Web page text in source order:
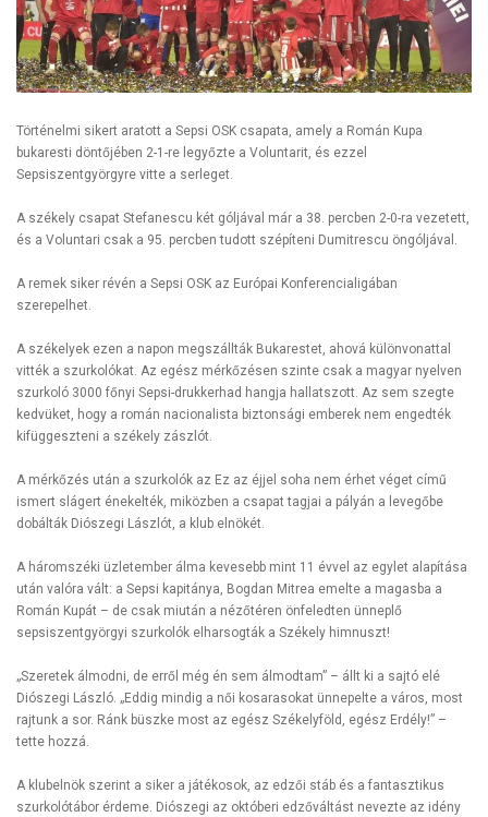
Történelmi sikert aratott a Sepsi OSK csapata, amely a Román Kupa
bukaresti döntőjében 2-1-re legyőzte a Voluntarit, és ezzel
Sepsiszentgyörgyre vitte a serleget.
A székely csapat Stefanescu két góljával már a 38. percben 2-0-ra vezetett,
és a Voluntari csak a 95. percben tudott szépíteni Dumitrescu öngóljával.
A remek siker révén a Sepsi OSK az Európai Konferencialigában
szerepelhet.
A székelyek ezen a napon megszállták Bukarestet, ahová különvonattal
vitték a szurkolókat. Az egész mérkőzésen szinte csak a magyar nyelven
szurkoló 3000 főnyi Sepsi-drukkerhad hangja hallatszott. Az sem szegte
kedvüket, hogy a román nacionalista biztonsági emberek nem engedték
kifüggeszteni a székely zászlót.
A mérkőzés után a szurkolók az Ez az éjjel soha nem érhet véget című
ismert slágert énekelték, miközben a csapat tagjai a pályán a levegőbe
dobálták Diószegi Lászlót, a klub elnökét.
A háromszéki üzletember álma kevesebb mint 11 évvel az egylet alapítása
után valóra vált: a Sepsi kapitánya, Bogdan Mitrea emelte a magasba a
Román Kupát – de csak miután a nézőtéren önfeledten ünneplő
sepsiszentgyörgyi szurkolók elharsogták a Székely himnuszt!
„Szeretek álmodni, de erről még én sem álmodtam” – állt ki a sajtó elé
Diószegi László. „Eddig mindig a női kosarasokat ünnepelte a város, most
rajtunk a sor. Ránk büszke most az egész Székelyföld, egész Erdély!” –
tette hozzá.
A klubelnök szerint a siker a játékosok, az edzői stáb és a fantasztikus
szurkolótábor érdeme. Diószegi az októberi edzőváltást nevezte az idény